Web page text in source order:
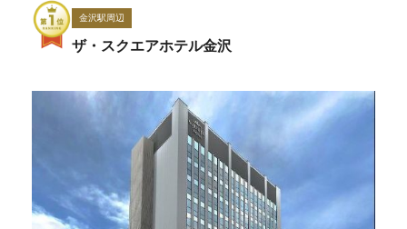
金沢駅周辺
ザ・スクエアホテル金沢